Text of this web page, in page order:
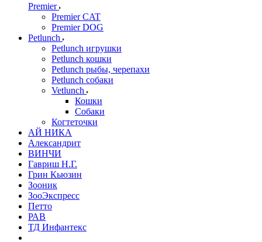
Premier
Premier CAT
Premier DOG
Petlunch
Petlunch игрушки
Petlunch кошки
Petlunch рыбы, черепахи
Petlunch собаки
Vetlunch
Кошки
Собаки
Когтеточки
АЙ НИКА
Александрит
ВИНЧИ
Гавриш Н.Г.
Грин Кьюзин
Зооник
ЗооЭкспресс
Петто
РАВ
ТД Инфантекс